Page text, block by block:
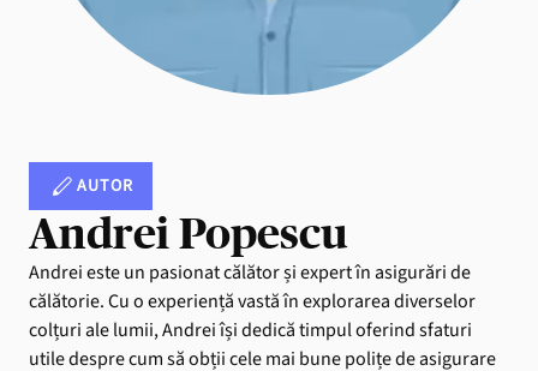
AUTOR
Andrei Popescu
Andrei este un pasionat călător și expert în asigurări de
călătorie. Cu o experiență vastă în explorarea diverselor
colțuri ale lumii, Andrei își dedică timpul oferind sfaturi
utile despre cum să obții cele mai bune polițe de asigurare